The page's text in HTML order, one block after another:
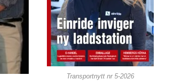
Transportnytt nr 5-2026